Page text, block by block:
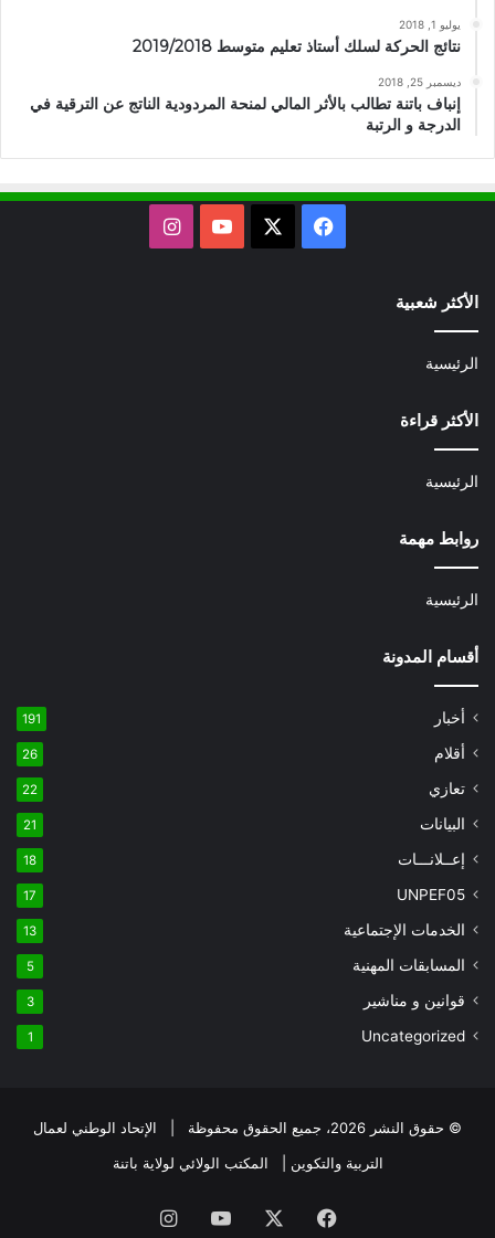
يوليو 1, 2018
نتائج الحركة لسلك أستاذ تعليم متوسط 2019/2018
ديسمبر 25, 2018
إنباف باتنة تطالب بالأثر المالي لمنحة المردودية الناتج عن الترقية في
الدرجة و الرتبة
فيسبوك يوتيوبانستقرام
الأكثر شعبية
الرئيسية
الأكثر قراءة
الرئيسية
روابط مهمة
الرئيسية
أقسام المدونة
أخبار 191
أقلام 26
تعازي 22
البيانات 21
إعــلانـــات 18
UNPEF05
17
الخدمات الإجتماعية 13
المسابقات المهنية 5
قوانين و مناشير 3
Uncategorized
1
© حقوق النشر 2026، جميع الحقوق محفوظة | الإتحاد الوطني لعمال
التربية والتكوين | المكتب الولائي لولاية باتنة
فيسبوك يوتيوبانستقرام